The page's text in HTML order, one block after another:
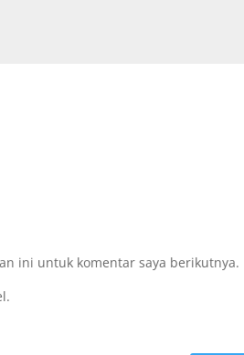
ini untuk komentar saya berikutnya.